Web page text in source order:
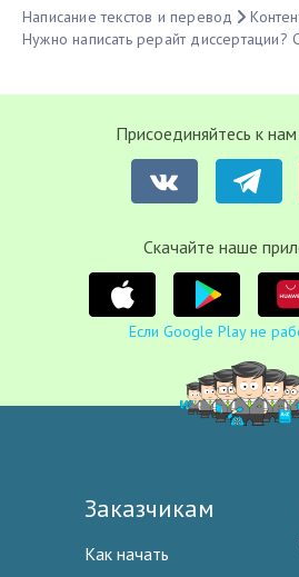
Написание текстов и перевод
Нужно написать рерайт
Присоединяйтесь к
Cкачайте наше
Если Google Play не
Заказчикам
Как начать